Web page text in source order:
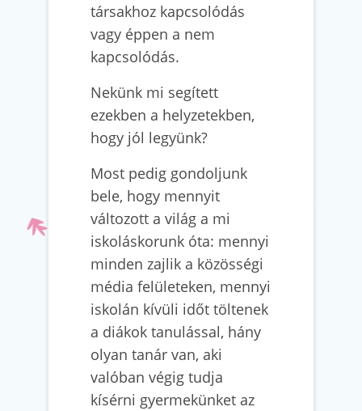
társakhoz kapcsolódás
vagy éppen a nem
kapcsolódás.
Nekünk mi segített
ezekben a helyzetekben,
hogy jól legyünk?
Most pedig gondoljunk
bele, hogy mennyit
változott a világ a mi
iskoláskorunk óta: mennyi
minden zajlik a közösségi
média felületeken, mennyi
iskolán kívüli időt töltenek
a diákok tanulással, hány
olyan tanár van, aki
valóban végig tudja
kísérni gyermekünket az